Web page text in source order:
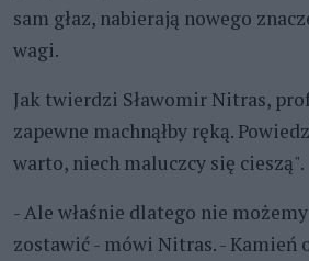
sam głaz, nabierają nowego
wagi.
Jak twierdzi Sławomir Nitras,
zapewne machnąłby ręką.
warto, niech maluczcy się cieszą".
- Ale właśnie dlatego nie
zostawić - mówi Nitras. - Kamień